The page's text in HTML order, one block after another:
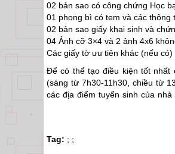
02 bản sao có công chứng Học
01 phong bì có tem và các thông
02 bản sao giấy khai sinh và
04 Ảnh cỡ 3×4 và 2 ảnh 4x6
Các giấy tờ ưu tiên khác (nếu có)
Để có thể tạo điều kiện tốt nhất
(sáng từ 7h30-11h30, chiều từ
các địa điểm tuyển sinh của nhà
Tag: ; ;